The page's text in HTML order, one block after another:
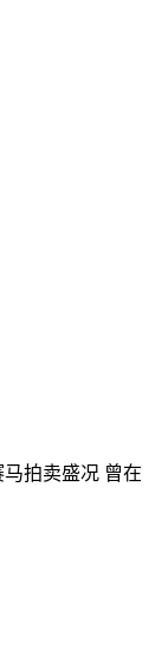
拍卖盛况 曾在